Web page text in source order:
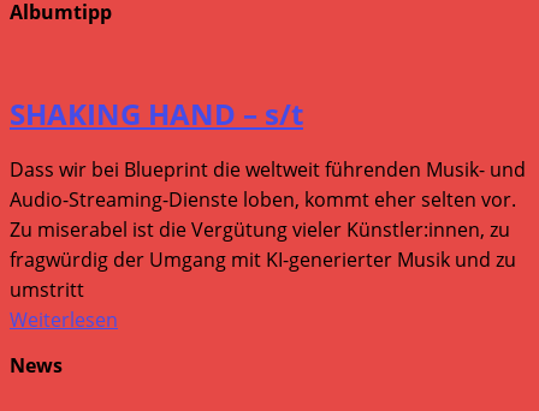
Albumtipp
SHAKING HAND – s/t
Dass wir bei Blueprint die weltweit führenden Musik- und
Audio-Streaming-Dienste loben, kommt eher selten vor.
Zu miserabel ist die Vergütung vieler Künstler:innen, zu
fragwürdig der Umgang mit KI-generierter Musik und zu
umstritt
Weiterlesen
News